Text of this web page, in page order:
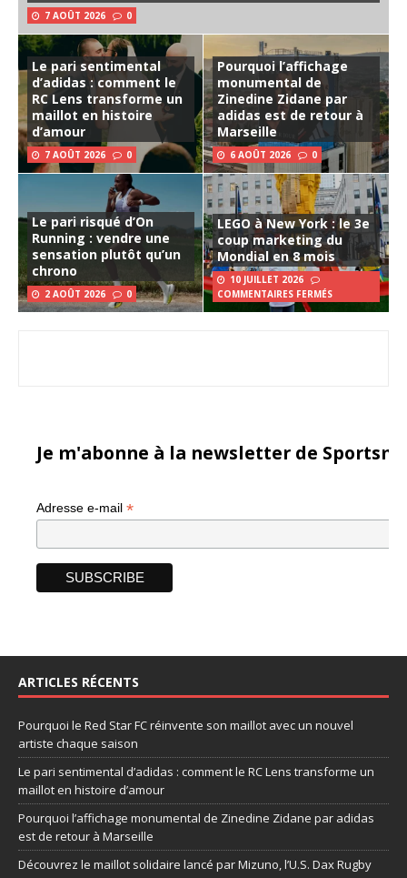
7 AOÛT 2026 0
Le pari sentimental
d’adidas : comment le
RC Lens transforme un
maillot en histoire
d’amour
7 AOÛT 2026 0
Pourquoi l’affichage
monumental de
Zinedine Zidane par
adidas est de retour à
Marseille
6 AOÛT 2026 0
Le pari risqué d’On
Running : vendre une
sensation plutôt qu’un
chrono
2 AOÛT 2026 0
LEGO à New York : le 3e
coup marketing du
Mondial en 8 mois
10 JUILLET 2026
COMMENTAIRES FERMÉS
Je m'abonne à la newsletter de
Adresse e-mail *
ARTICLES RÉCENTS
Pourquoi le Red Star FC réinvente son maillot avec un nouvel
artiste chaque saison
Le pari sentimental d’adidas : comment le RC Lens transforme un
maillot en histoire d’amour
Pourquoi l’affichage monumental de Zinedine Zidane par adidas
est de retour à Marseille
Découvrez le maillot solidaire lancé par Mizuno, l’U.S. Dax Rugby